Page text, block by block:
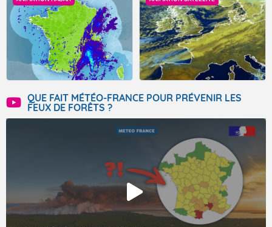
QUE FAIT MÉTÉO-FRANCE POUR PRÉVENIR LES
FEUX DE FORÊTS ?